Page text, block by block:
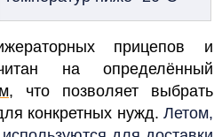
прицепов и
на определённый
, что позволяет выбрать
конкретных нужд. Летом,